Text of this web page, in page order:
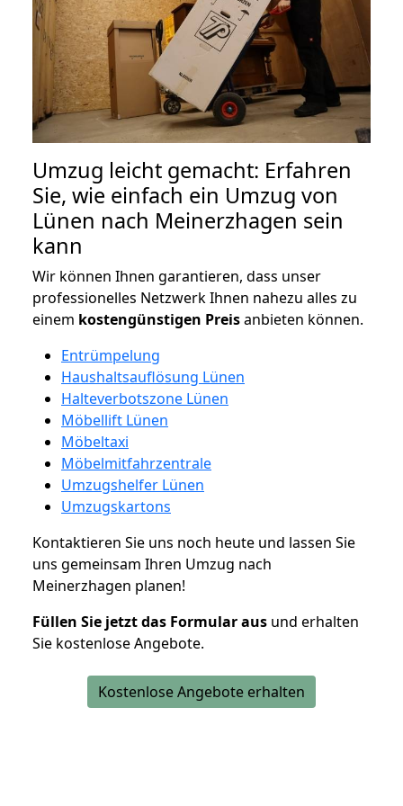
Umzug leicht gemacht: Erfahren
Sie, wie einfach ein Umzug von
Lünen nach Meinerzhagen sein
kann
Wir können Ihnen garantieren, dass unser
professionelles Netzwerk Ihnen nahezu alles zu
einem kostengünstigen Preisanbieten können.
Entrümpelung
Haushaltsauflösung Lünen
Halteverbotszone Lünen
Möbellift Lünen
Möbeltaxi
Möbelmitfahrzentrale
Umzugshelfer Lünen
Umzugskartons
Kontaktieren Sie uns noch heute und lassen Sie
uns gemeinsam Ihren Umzug nach
Meinerzhagen planen!
Füllen Sie jetzt das Formular aus und erhalten
Sie kostenlose Angebote.
Kostenlose Angebote erhalten